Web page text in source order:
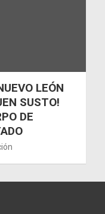
LEÓN
SUSTO!
DE